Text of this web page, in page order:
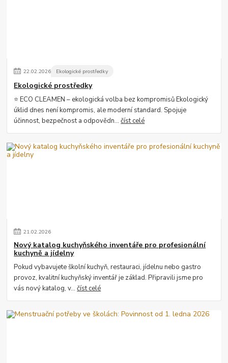
22.02.2026 Ekologické prostředky
Ekologické prostředky
⭐ ECO CLEAMEN – ekologická volba bez kompromisů Ekologický
úklid dnes není kompromis, ale moderní standard. Spojuje
účinnost, bezpečnost a odpovědn...číst celé
21.02.2026
Nový katalog kuchyňského inventáře pro profesionální
kuchyně a jídelny
Pokud vybavujete školní kuchyň, restauraci, jídelnu nebo gastro
provoz, kvalitní kuchyňský inventář je základ. Připravili jsme pro
vás nový katalog, v...číst celé